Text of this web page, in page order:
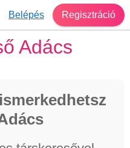
Belépés Regisztráció
Adács